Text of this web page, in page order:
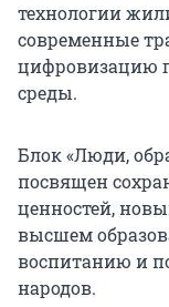
технологии
современные
цифровизацию
среды.
Блок «Люди,
посвящен
ценностей,
высшем
воспитанию и
народов.